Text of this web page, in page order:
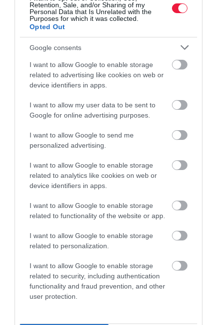
Retention, Sale, and/or Sharing of my
Personal Data that Is Unrelated with the
Purposes for which it was collected.
Opted Out
Google consents
I want to allow Google to enable storage
related to advertising like cookies on web or
device identifiers in apps.
I want to allow my user data to be sent to
Google for online advertising purposes.
I want to allow Google to send me
personalized advertising.
I want to allow Google to enable storage
related to analytics like cookies on web or
device identifiers in apps.
I want to allow Google to enable storage
related to functionality of the website or app.
I want to allow Google to enable storage
related to personalization.
I want to allow Google to enable storage
related to security, including authentication
functionality and fraud prevention, and other
user protection.
VENDÉGLÁTÁS
Hungaroring 2026: ilyen árakra számíthatnak idén